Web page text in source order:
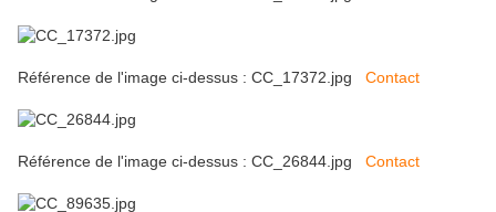
Référence de l'image ci-dessus : CC_17372.jpg Contact
Référence de l'image ci-dessus : CC_26844.jpg Contact